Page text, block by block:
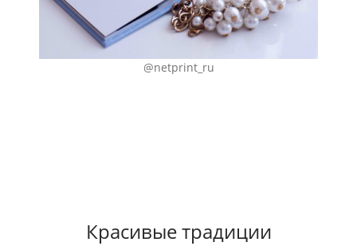
@netprint_ru
Красивые традиции